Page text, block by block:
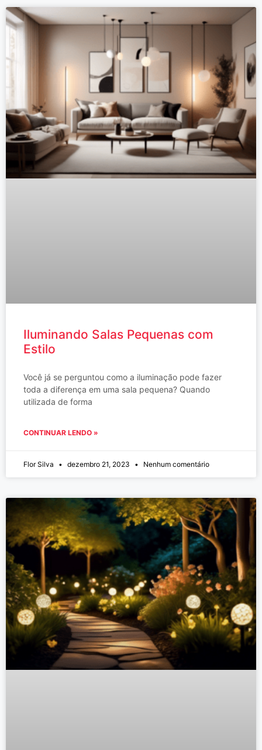
Iluminando Salas Pequenas com
Estilo
Você já se perguntou como a iluminação pode fazer
toda a diferença em uma sala pequena? Quando
utilizada de forma
CONTINUAR LENDO »
Flor Silva dezembro 21, 2023 Nenhum comentário